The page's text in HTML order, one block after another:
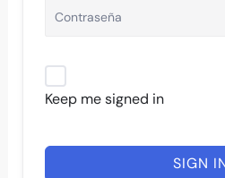
Keep me signed in
SIGN